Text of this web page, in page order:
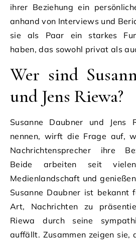
ihrer Beziehung ein
anhand von Interviews und
sie als Paar ein starkes
haben, das sowohl privat als
Wer sind
und Jens Riewa?
Susanne Daubner und Jens
nennen, wirft die Frage auf,
Nachrichtensprecher ihre
Beide arbeiten seit
Medienlandschaft und
Susanne Daubner ist bekannt
Art, Nachrichten zu
Riewa durch seine
auffällt. Zusammen zeigen sie,